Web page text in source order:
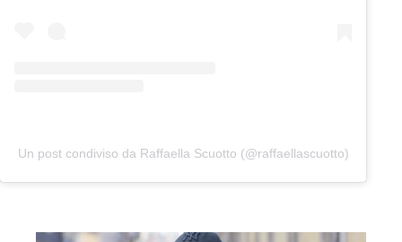
Un post condiviso da Raffaella Scuotto (@raffaellascuotto)